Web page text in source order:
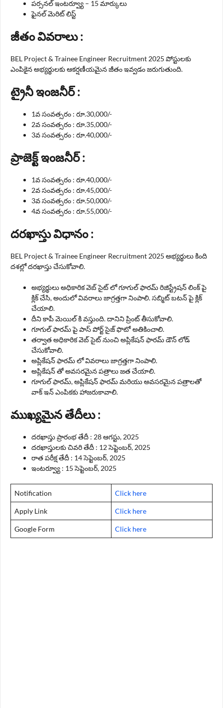
పర్సనల్ ఇంటర్వ్యూ – 15 మార్కులు
ఫైనల్ మెరిట్ లిస్ట్
జీతం వివరాలు :
BEL Project & Trainee Engineer Recruitment 2025 పోస్టులకు
ఎంపికైన అభ్యర్థులకు ఆకర్షణీయమైన జీతం ఇవ్వడం జరుగుతుంది.
ట్రైనీ ఇంజనీర్ :
1వ సంవత్సరం : రూ.30,000/-
2వ సంవత్సరం : రూ.35,000/-
3వ సంవత్సరం : రూ.40,000/-
ప్రాజెక్ట్ ఇంజనీర్ :
1వ సంవత్సరం : రూ.40,000/-
2వ సంవత్సరం : రూ.45,000/-
3వ సంవత్సరం : రూ.50,000/-
4వ సంవత్సరం : రూ.55,000/-
దరఖాస్తు విధానం :
BEL Project & Trainee Engineer Recruitment 2025 అభ్యర్థులు కింది
దశల్లో దరఖాస్తు చేసుకోవాలి.
అభ్యర్థులు అధికారిక వెబ్ సైట్ లో గూగుల్ ఫారమ్ రిజిస్ట్రేషన్ లింక్ పై
క్లిక్ చేసి, అందులో వివరాలు జాగ్రత్తగా నింపాలి. సబ్మిట్ బటన్ పై క్లిక్
చేయాలి.
దీని కాపీ మెయిల్ కి వస్తుంది. దానిని ప్రింట్ తీసుకోవాలి.
గూగుల్ ఫారమ్ పై పాస్ పోర్ట్ సైజ్ ఫొటో అతికించాలి.
తర్వాత అధికారిక వెబ్ సైట్ నుంచి అప్లికేషన్ ఫారమ్ డౌన్ లోడ్
చేసుకోవాలి.
అప్లికేషన్ ఫారమ్ లో వివరాలు జాగ్రత్తగా నింపాలి.
అప్లికేషన్ తో అవసరమైన పత్రాలు జత చేయాలి.
గూగుల్ ఫారమ్, అప్లికేషన్ ఫారమ్ మరియు అవసరమైన పత్రాలతో
వాక్ ఇన్ ఎంపికకు హాజరుకావాలి.
ముఖ్యమైన తేదీలు :
దరఖాస్తు ప్రారంభ తేదీ : 28 ఆగస్టు, 2025
దరఖాస్తులకు చివరి తేదీ : 12 సెప్టెంబర్, 2025
రాత పరీక్ష తేదీ : 14 సెప్టెంబర్, 2025
ఇంటర్వ్యూ : 15 సెప్టెంబర్, 2025
Notification Click here
Apply Link Click here
Google Form Click here